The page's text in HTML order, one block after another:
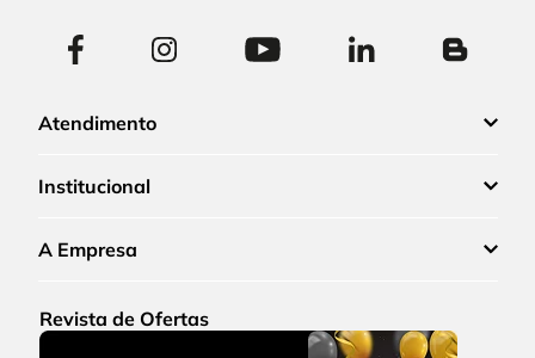
Atendimento
Institucional
A Empresa
Revista de Ofertas